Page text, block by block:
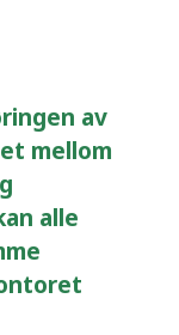
av
mellom
alle